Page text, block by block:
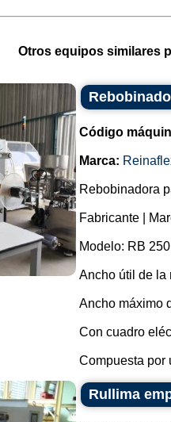
Otros equipos similares
Código
Marca:
Rebobinadora
Fabricante |
Modelo: RB
Ancho útil de la
Ancho máximo
Con cuadro
Compuesta por
Rullima